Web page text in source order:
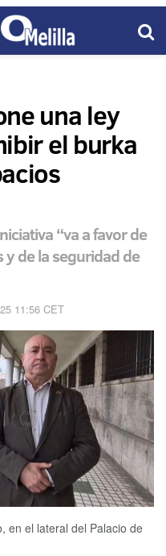
una ley
el burka
“va a favor de
de la seguridad de
11:56 CET
en el lateral del Palacio de